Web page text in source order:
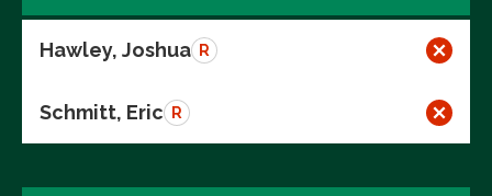
Hawley, Joshua R
Schmitt, Eric R